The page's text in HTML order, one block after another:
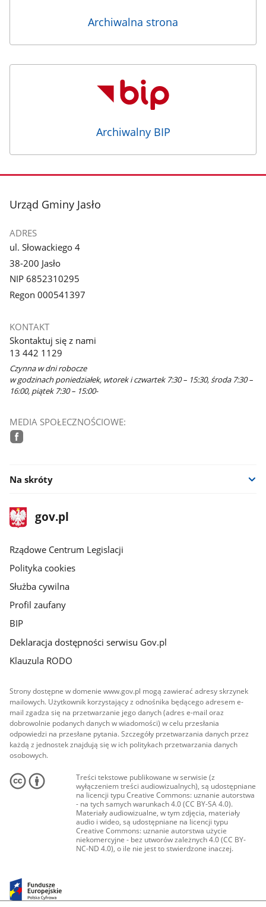
Archiwalna strona
Archiwalny BIP
stopka
Urząd Gminy Jasło
ADRES
ul. Słowackiego 4
38-200 Jasło
NIP 6852310295
Regon 000541397
KONTAKT
Skontaktuj się z nami
13 442 1129
Czynna w dni robocze
w godzinach poniedziałek, wtorek i czwartek 7:30 – 15:30, środa 7:30 –
16:00, piątek 7:30 – 15:00-
MEDIA SPOŁECZNOŚCIOWE:
Na skróty
stopka
gov.plStrona
gov.pl
Rządowe Centrum Legislacji
Polityka cookies
Służba cywilna
Profil zaufany
BIP
Deklaracja dostępności serwisu Gov.pl
Klauzula RODO
Strony dostępne w domenie www.gov.pl mogą zawierać adresy skrzynek
mailowych. Użytkownik korzystający z odnośnika będącego adresem e-
mail zgadza się na przetwarzanie jego danych (adres e-mail oraz
dobrowolnie podanych danych w wiadomości) w celu przesłania
odpowiedzi na przesłane pytania. Szczegóły przetwarzania danych przez
każdą z jednostek znajdują się w ich politykach przetwarzania danych
osobowych.
Treści tekstowe publikowane w serwisie (z
wyłączeniem treści audiowizualnych), są udostępniane
na licencji typu Creative Commons: uznanie autorstwa
- na tych samych warunkach 4.0 (CC BY-SA 4.0).
Materiały audiowizualne, w tym zdjęcia, materiały
audio i wideo, są udostępniane na licencji typu
Creative Commons: uznanie autorstwa użycie
niekomercyjne - bez utworów zależnych 4.0 (CC BY-
NC-ND 4.0), o ile nie jest to stwierdzone inaczej.